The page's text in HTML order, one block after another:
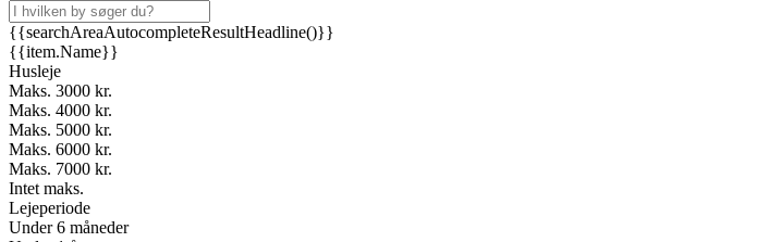
{{searchAreaAutocompleteResultHeadline()}}
{{item.Name}}
Husleje
Maks. 3000 kr.
Maks. 4000 kr.
Maks. 5000 kr.
Maks. 6000 kr.
Maks. 7000 kr.
Intet maks.
Lejeperiode
Under 6 måneder